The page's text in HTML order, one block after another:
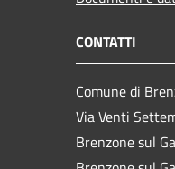
CONTATTI
Comune di
Via Venti
Brenzone sul